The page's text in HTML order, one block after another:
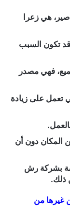
هي زعرا
تكون السبب
فهي مصدر
تعمل على زيادة
المكان دون أن
بشركة رش
ذلك.
غيرها من